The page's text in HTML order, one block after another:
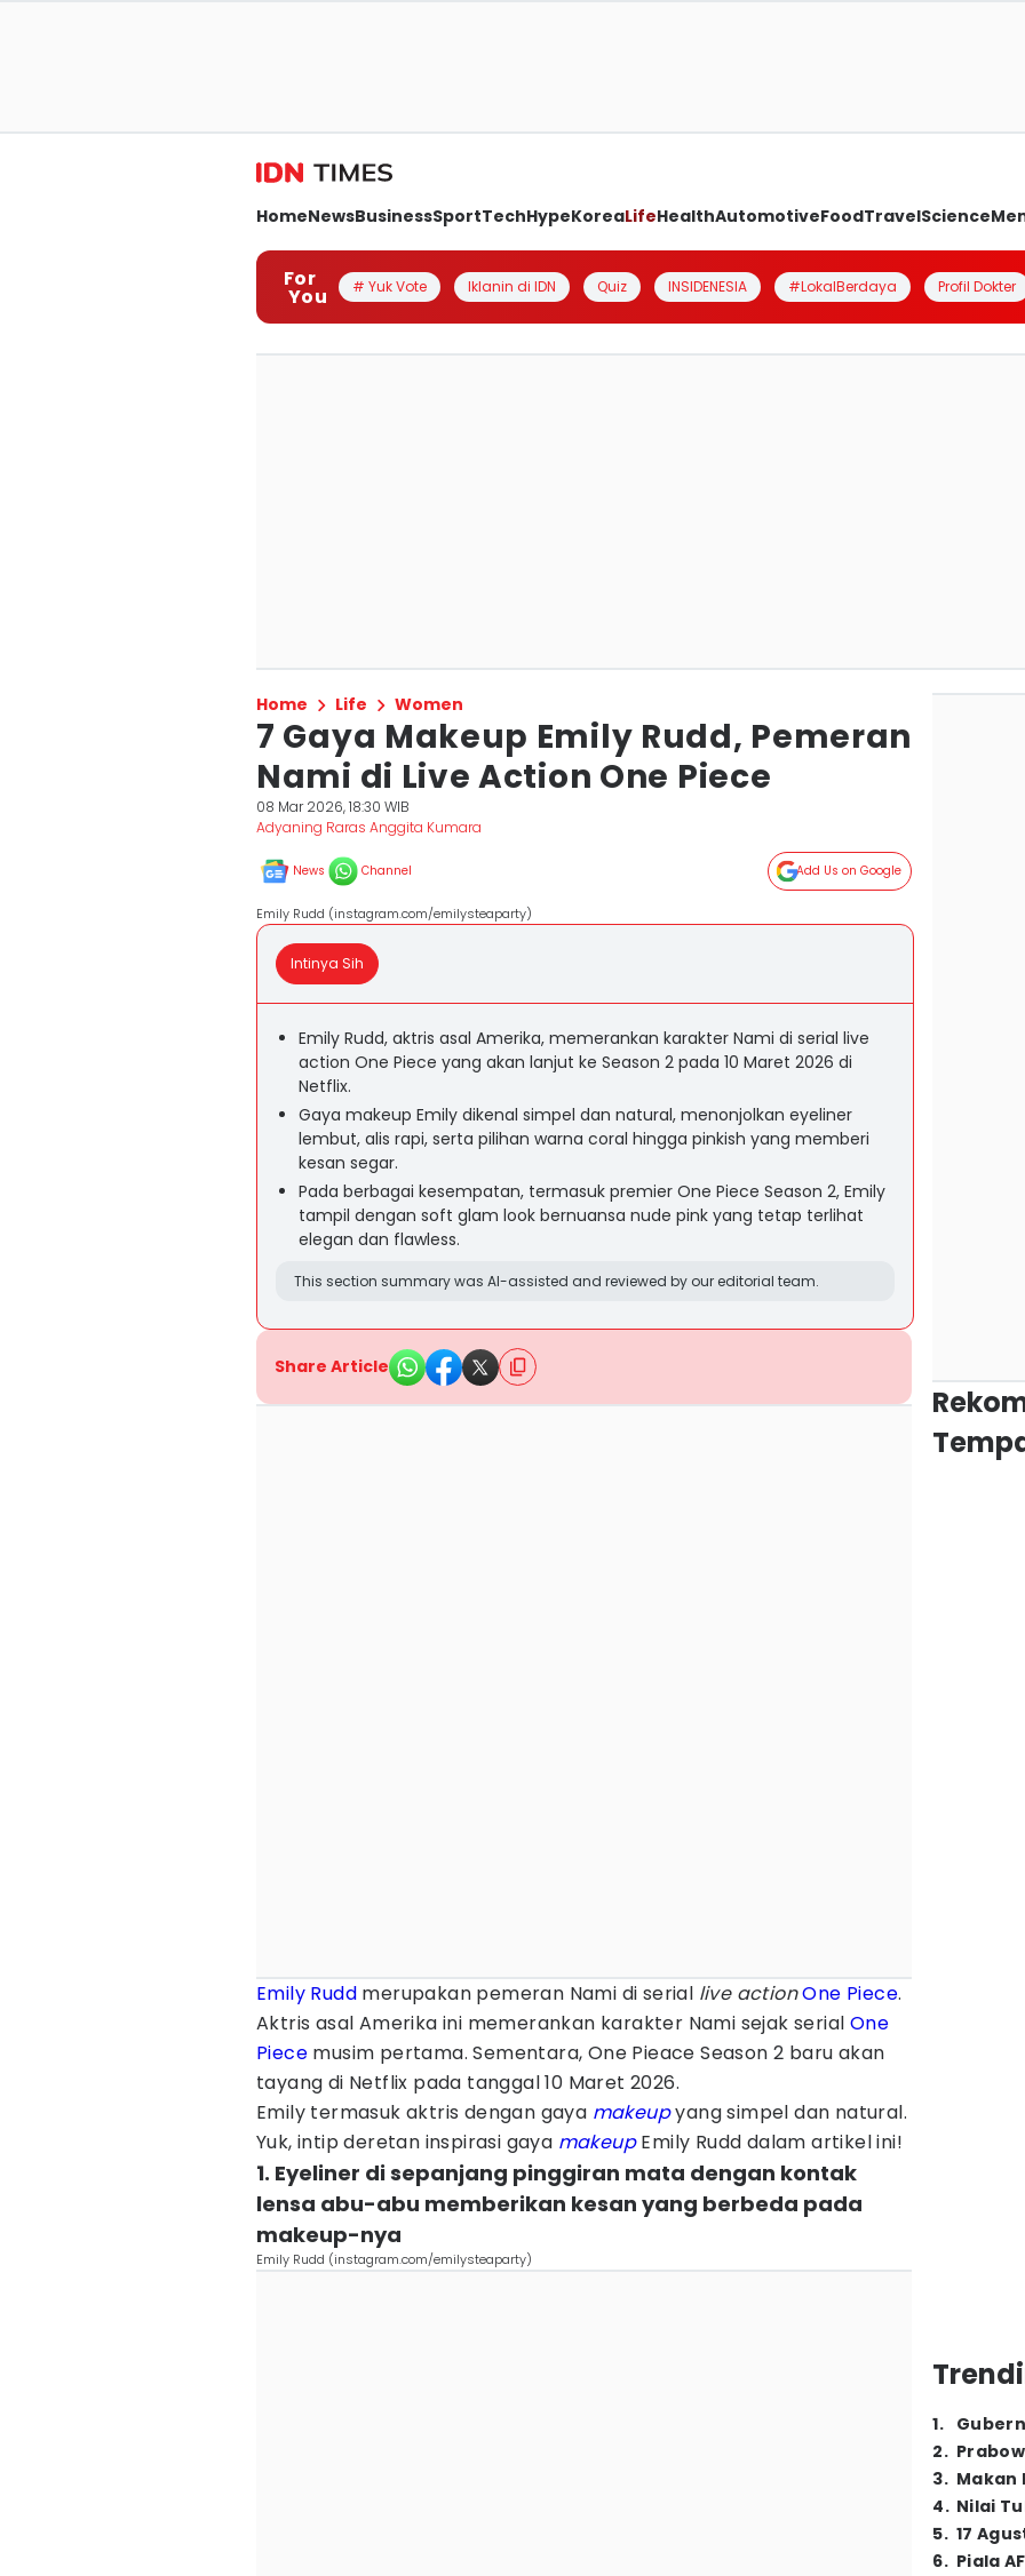
HomeNewsBusinessSportTechHypeKoreaLifeHealthAutomotiveFoodTravelScience
For
You # Yuk Vote Iklanin di IDN Quiz INSIDENESIA #LokalBerdaya Profil Dokter
Home Life Women
7 Gaya Makeup Emily Rudd, Pemeran
Nami di Live Action One Piece
08 Mar 2026, 18:30 WIB
Adyaning Raras Anggita Kumara
News Channel Add Us on Google
Emily Rudd (instagram.com/emilysteaparty)
Intinya Sih
Emily Rudd, aktris asal Amerika, memerankan karakter Nami di serial live
action One Piece yang akan lanjut ke Season 2 pada 10 Maret 2026 di
Netflix.
Gaya makeup Emily dikenal simpel dan natural, menonjolkan eyeliner
lembut, alis rapi, serta pilihan warna coral hingga pinkish yang memberi
kesan segar.
Pada berbagai kesempatan, termasuk premier One Piece Season 2, Emily
tampil dengan soft glam look bernuansa nude pink yang tetap terlihat
elegan dan flawless.
This section summary was AI-assisted and reviewed by our editorial team.
Share Article
Emily Rudd merupakan pemeran Nami di serial live actionOne Piece.
Aktris asal Amerika ini memerankan karakter Nami sejak serial One
Piece musim pertama. Sementara, One Pieace Season 2 baru akan
tayang di Netflix pada tanggal 10 Maret 2026.
Emily termasuk aktris dengan gaya makeupyang simpel dan natural.
Yuk, intip deretan inspirasi gaya makeup Emily Rudd dalam artikel ini!
1. Eyeliner di sepanjang pinggiran mata dengan kontak
lensa abu-abu memberikan kesan yang berbeda pada
makeup-nya
Emily Rudd (instagram.com/emilysteaparty)
1.
2.
3. Makan
4. Nilai
5. 17
6. Piala